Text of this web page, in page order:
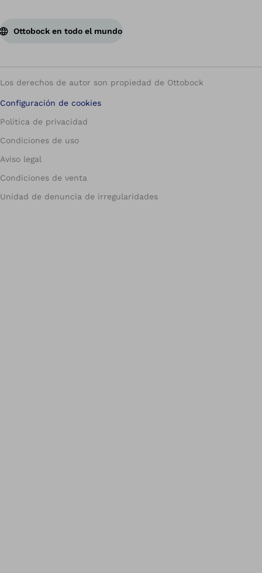
Ottobock en todo el mundo
Los derechos de autor son propiedad de Ottobock
Configuración de cookies
Política de privacidad
Condiciones de uso
Aviso legal
Condiciones de venta
Unidad de denuncia de irregularidades